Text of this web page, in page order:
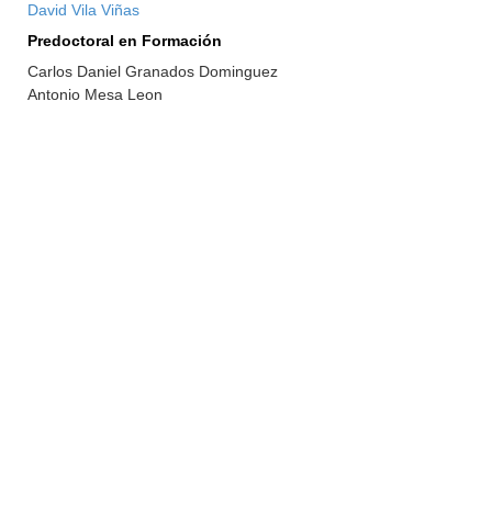
David Vila Viñas
Predoctoral en Formación
Carlos Daniel Granados Dominguez
Antonio Mesa Leon